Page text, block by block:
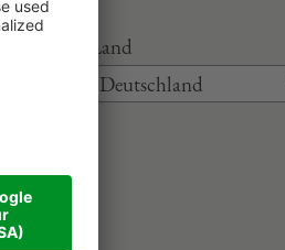
Land
Deutschland